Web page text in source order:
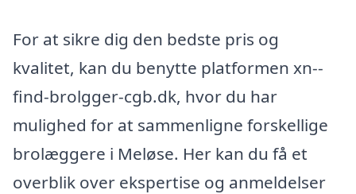
For at sikre dig den bedste pris og
kvalitet, kan du benytte platformen xn--
find-brolgger-cgb.dk, hvor du har
mulighed for at sammenligne forskellige
brolæggere i Meløse. Her kan du få et
overblik over ekspertise og anmeldelser